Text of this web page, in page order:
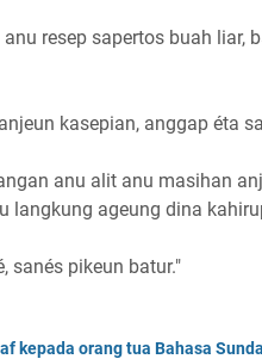
resep sapertos buah liar,
kasepian, anggap éta
anu alit anu masihan
langkung ageung dina
sanés pikeun batur."
kepada orang tua Bahasa